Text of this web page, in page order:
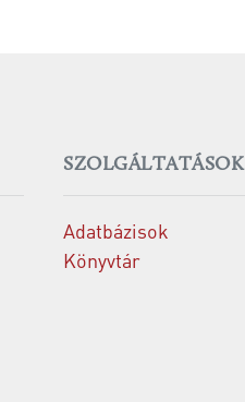
SZOLGÁLTATÁSOK
Adatbázisok
Könyvtár